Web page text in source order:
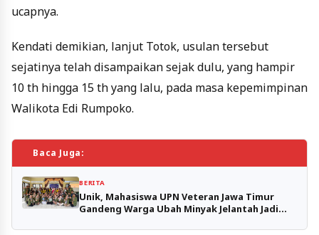
ucapnya.
Kendati demikian, lanjut Totok, usulan tersebut
sejatinya telah disampaikan sejak dulu, yang hampir
10 th hingga 15 th yang lalu, pada masa kepemimpinan
Walikota Edi Rumpoko.
Baca Juga:
BERITA
Unik, Mahasiswa UPN Veteran Jawa Timur
Gandeng Warga Ubah Minyak Jelantah Jadi